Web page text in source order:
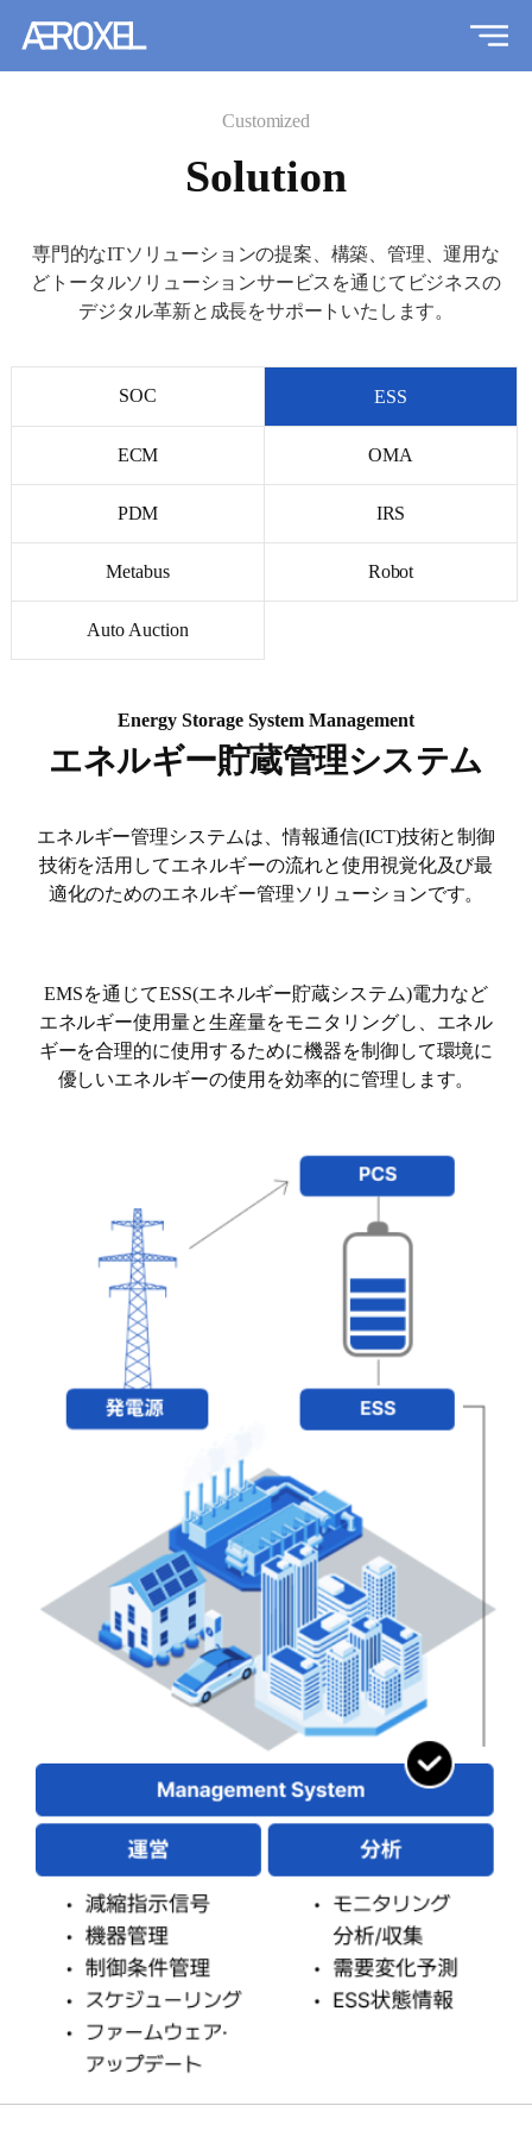
Customized
Solution
専門的なITソリューションの提案、構築、管理、運用な
どトータルソリューションサービスを通じて ビジネスの
デジタル革新と成長をサポートいたします。
SOC ESS
ECM OMA
PDM IRS
Metabus Robot
Auto Auction
Energy Storage System Management
エネルギー貯蔵管理システム
エネルギー管理システムは、情報通信(ICT)技術と制御
技術を活用してエネルギーの流れと使用視覚化及び最
適化のためのエネルギー管理ソリューションです。
EMSを通じてESS(エネルギー貯蔵システム)電力など
エネルギー使用量と生産量をモニタリングし、エネル
ギーを合理的に使用するために機器を制御して環境に
優しいエネルギーの使用を効率的に管理します。